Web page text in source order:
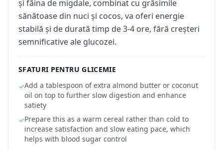
și făina de migdale, combinat cu grăsimile
sănătoase din nuci și cocos, va oferi energie
stabilă și de durată timp de 3-4 ore, fără creșteri
semnificative ale glucozei.
SFATURI PENTRU GLICEMIE
✓Add a tablespoon of extra almond butter or coconut
oil on top to further slow digestion and enhance
satiety
✓Prepare this as a warm cereal rather than cold to
increase satisfaction and slow eating pace, which
helps with blood sugar control